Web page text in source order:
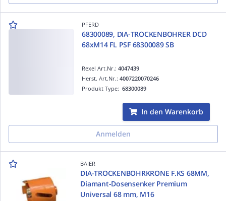
PFERD
68300089, DIA-TROCKENBOHRER DCD
68xM14 FL PSF 68300089 SB
Rexel Art.Nr.: 4047439
Produkt Type: 68300089
Herst. Art.Nr.: 4007220070246
In den Warenkorb
Anmelden
BAIER
DIA-TROCKENBOHRKRONE F.KS 68MM,
Diamant-Dosensenker Premium
Universal 68 mm, M16